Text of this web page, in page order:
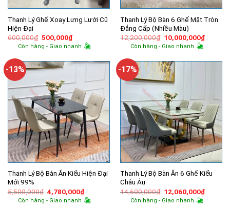
Thanh Lý Ghế Xoay Lưng Lưới Cũ
Hiện Đại
600,000₫ Giá
gốc
là:
500,000₫Giá
hiện
tại
500,000₫.
Còn hàng - Giao nhanh
Thanh Lý Bộ Bàn 6 Ghế Mặt Tròn
Đẳng Cấp (Nhiều Màu)
12,200,000₫ Giá
gốc
là:
10,000,000₫Giá
hiện
Còn hàng - Giao nhanh
-13%
Thanh Lý Bộ Bàn Ăn Kiểu Hiện Đại
Mới 99%
5,500,000₫ Giá
gốc
là:
4,780,000₫Giá
hiện
tại
Còn hàng - Giao nhanh
-17%
Thanh Lý Bộ Bàn Ăn 6 Ghế Kiểu
Châu Âu
14,600,000₫ Giá
gốc
là:
12,060,000₫Giá
hiện
Còn hàng - Giao nhanh